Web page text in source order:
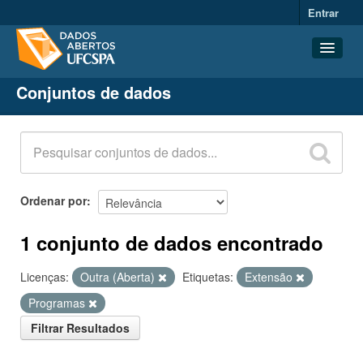
Entrar
Conjuntos de dados
Organizações
Grupos
Sobre
Conjuntos de dados
Ordenar por
1 conjunto de dados encontrado
Licenças: Outra (Aberta) Etiquetas:
Extensão
Programas
Filtrar Resultados